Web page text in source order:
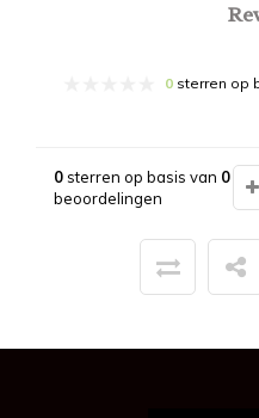
0 sterren op
0sterren op basis van 0
beoordelingen